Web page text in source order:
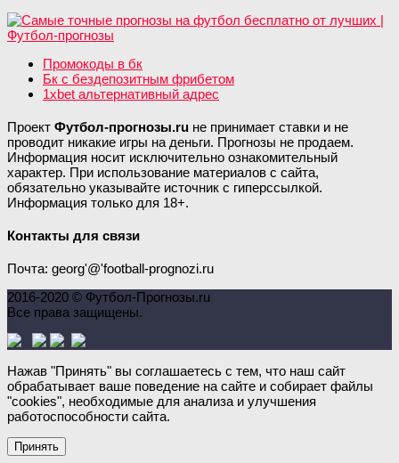
Промокоды в бк
Бк с бездепозитным фрибетом
1xbet альтернативный адрес
Проект Футбол-прогнозы.ru не принимает ставки и не
проводит никакие игры на деньги. Прогнозы не продаем.
Информация носит исключительно ознакомительный
характер. При использование материалов с сайта,
обязательно указывайте источник с гиперссылкой.
Информация только для 18+.
Контакты для связи
Почта: georg'@'football-prognozi.ru
2016-2020 © Футбол-Прогнозы.ru
Все права защищены.
Нажав "Принять" вы соглашаетесь с тем, что наш сайт
обрабатывает ваше поведение на сайте и собирает файлы
"cookies", необходимые для анализа и улучшения
работоспособности сайта.
Принять